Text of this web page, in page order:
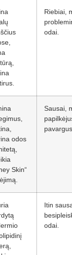
Riebiai,
odai.
odos
Skin“
Sausai,
Itin
odai.